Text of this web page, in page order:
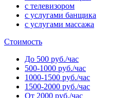
с телевизором
с услугами банщика
с услугами массажа
Стоимость
До 500 руб./час
500-1000 руб./час
1000-1500 руб./час
1500-2000 руб./час
От 2000 руб./час